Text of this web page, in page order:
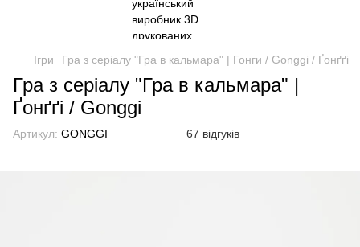
Ігри Гра з серіалу "Гра в кальмара" | Гонги / Gonggi / Ґонґґі
Гра з серіалу "Гра в кальмара" |
Ґонґґі / Gonggi
Артикул: GONGGI 67 відгуків